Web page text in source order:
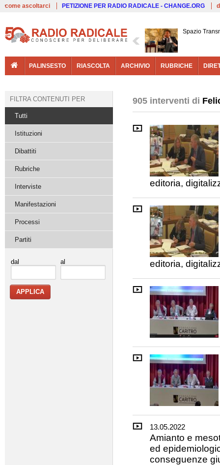
come ascoltarci PETIZIONE PER RADIO RADICALE - CHANGE.ORG
Spazio
PALINSESTO RIASCOLTA ARCHIVIO RUBRICHE
905 interventi di
editoria,
editoria,
13.05.2022
Amianto e
ed
conseguenze
FILTRA CONTENUTI PER
Tutti
Istituzioni
Dibattiti
Rubriche
Interviste
Manifestazioni
Processi
Partiti
dal al